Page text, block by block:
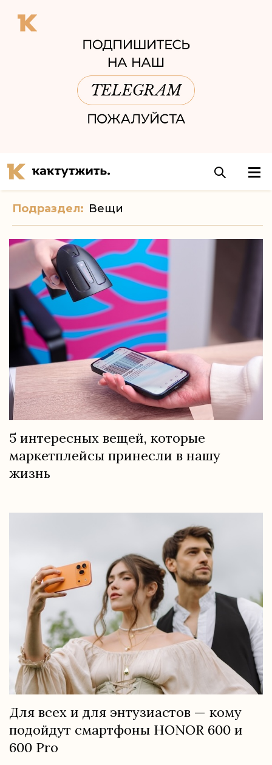
Подраздел: Вещи
5 интересных вещей, которые
маркетплейсы принесли в нашу
жизнь
Для всех и для энтузиастов — кому
подойдут смартфоны HONOR 600 и
600 Pro